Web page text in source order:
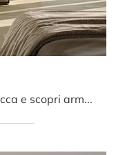
Cerchi un guardaroba in vetro? Clicca e scopri armadi a muro con ante scorrevoli di Colombini Casa.